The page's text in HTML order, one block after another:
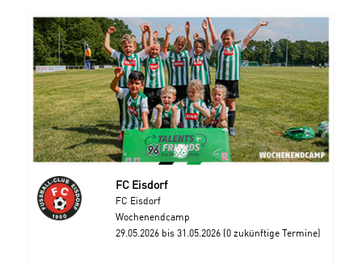
FC Eisdorf
FC Eisdorf
Wochenendcamp
29.05.2026 bis 31.05.2026 (0 zukünftige Termine)